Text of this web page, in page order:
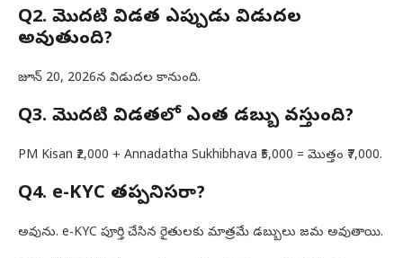
Q2. మొదటి విడత ఎప్పుడు విడుదల
అవుతుంది?
జూన్ 20, 2026న విడుదల కానుంది.
Q3. మొదటి విడతలో ఎంత డబ్బు వస్తుంది?
PM Kisan ₹2,000 + Annadatha Sukhibhava ₹5,000 = మొత్తం ₹7,000.
Q4. e-KYC తప్పనిసరా?
అవును. e-KYC పూర్తి చేసిన రైతులకు మాత్రమే డబ్బులు జమ అవుతాయి.